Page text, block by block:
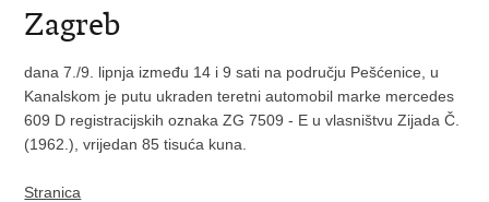
Zagreb
dana 7./9. lipnja između 14 i 9 sati na području Pešćenice, u
Kanalskom je putu ukraden teretni automobil marke mercedes
609 D registracijskih oznaka ZG 7509 - E u vlasništvu Zijada Č.
(1962.), vrijedan 85 tisuća kuna.
Stranica